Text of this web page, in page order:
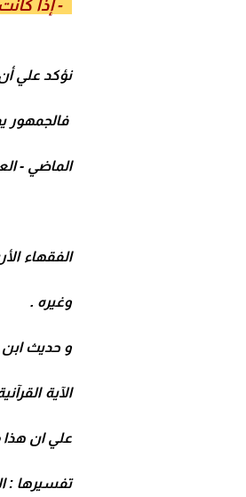
نؤكد علي أن
فالجمهور
الماضي -
الفقهاء
وغيره .
و حديث ابن
علي ان هذا
تفسيرها :